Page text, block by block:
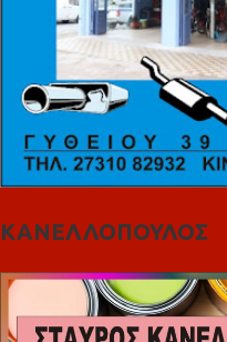
ΚΑΝΕΛΛΟΠΟΥΛΟΣ